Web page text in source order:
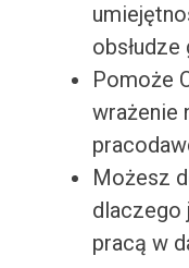
Pomoże
wrażenie
Możesz
dlaczego
pracą w